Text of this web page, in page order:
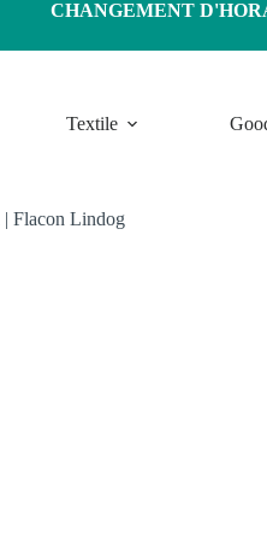
CHANGEMENT
Textile
| Flacon Lindog